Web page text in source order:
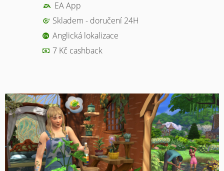
EA App
Skladem - doručení 24H
Anglická lokalizace
7 Kč cashback